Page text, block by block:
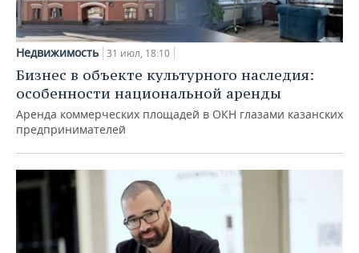
Недвижимость 31 июл, 18:10
Бизнес в объекте культурного наследия:
особенности национальной аренды
Аренда коммерческих площадей в ОКН глазами казанских
предпринимателей